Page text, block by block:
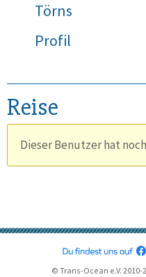
Törns
Profil
Reise
Dieser Benutzer hat
© Trans-Ocean e.V. 2010-